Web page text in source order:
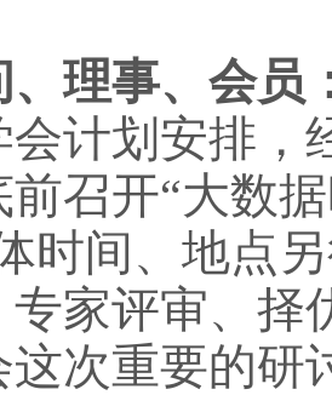
、理事、会员
会计划安排，
前召开“大数
时间、地点
专家评审、择
这次重要的研